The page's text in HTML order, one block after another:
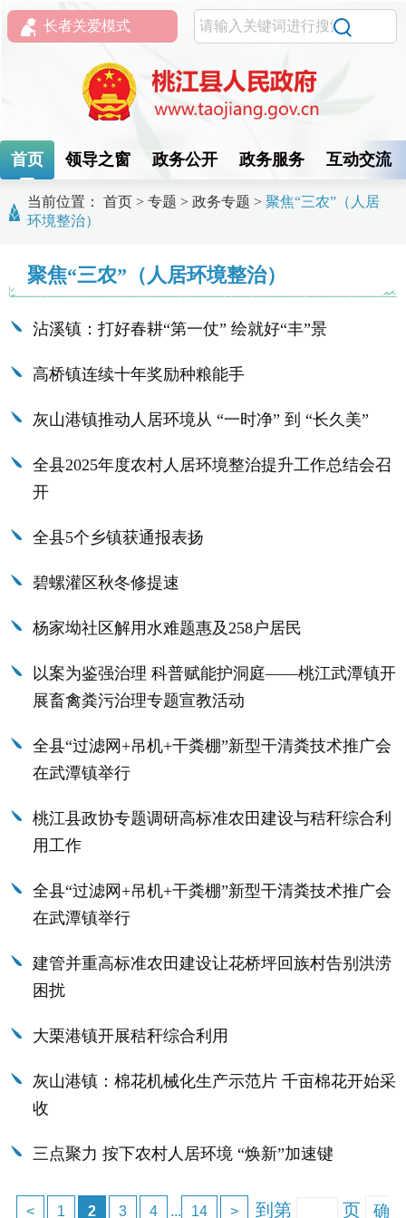
长者关爱模式
首页 领导之窗 政务公开 政务服务 互动交流
当前位置： 首页 > 专题 > 政务专题 > 聚焦“三农”（人居
环境整治）
聚焦“三农”（人居环境整治）
沾溪镇：打好春耕“第一仗” 绘就好“丰”景
高桥镇连续十年奖励种粮能手
灰山港镇推动人居环境从 “一时净” 到 “长久美”
全县2025年度农村人居环境整治提升工作总结会召
开
全县5个乡镇获通报表扬
碧螺灌区秋冬修提速
杨家坳社区解用水难题惠及258户居民
以案为鉴强治理 科普赋能护洞庭——桃江武潭镇开
展畜禽粪污治理专题宣教活动
全县“过滤网+吊机+干粪棚”新型干清粪技术推广会
在武潭镇举行
桃江县政协专题调研高标准农田建设与秸秆综合利
用工作
全县“过滤网+吊机+干粪棚”新型干清粪技术推广会
在武潭镇举行
建管并重高标准农田建设让花桥坪回族村告别洪涝
困扰
大栗港镇开展秸秆综合利用
灰山港镇：棉花机械化生产示范片 千亩棉花开始采
收
三点聚力 按下农村人居环境 “焕新”加速键
< 1 2 3 4 ... 14 > 到第 页 确